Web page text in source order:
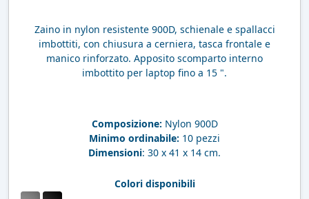
Zaino in nylon resistente 900D, schienale e spallacci
imbottiti, con chiusura a cerniera, tasca frontale e
manico rinforzato. Apposito scomparto interno
imbottito per laptop fino a 15 ".
Composizione: Nylon 900D
Minimo ordinabile: 10 pezzi
Dimensioni: 30 x 41 x 14 cm.
Colori disponibili